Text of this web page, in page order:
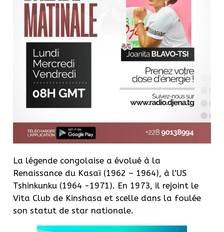
La légende congolaise a évolué à la
Renaissance du Kasaï (1962 – 1964), à l’US
Tshinkunku (1964 -1971). En 1973, il rejoint le
Vita Club de Kinshasa et scelle dans la foulée
son statut de star nationale.